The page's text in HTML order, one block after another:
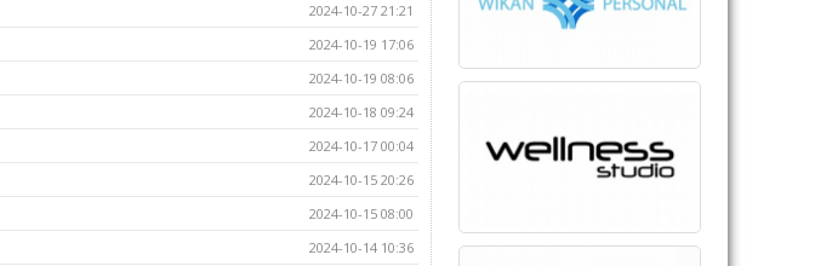
2024-10-27 21:21
2024-10-19 17:06
2024-10-19 08:06
2024-10-18 09:24
2024-10-17 00:04
2024-10-15 20:26
2024-10-15 08:00
2024-10-14 10:36